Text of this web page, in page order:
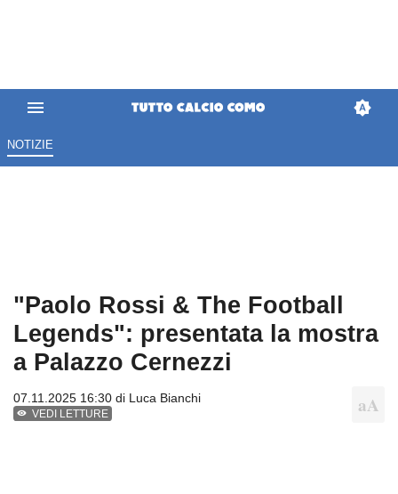
NOTIZIE
"Paolo Rossi & The Football
Legends": presentata la mostra
a Palazzo Cernezzi
07.11.2025 16:30 di Luca Bianchi
VEDI LETTURE